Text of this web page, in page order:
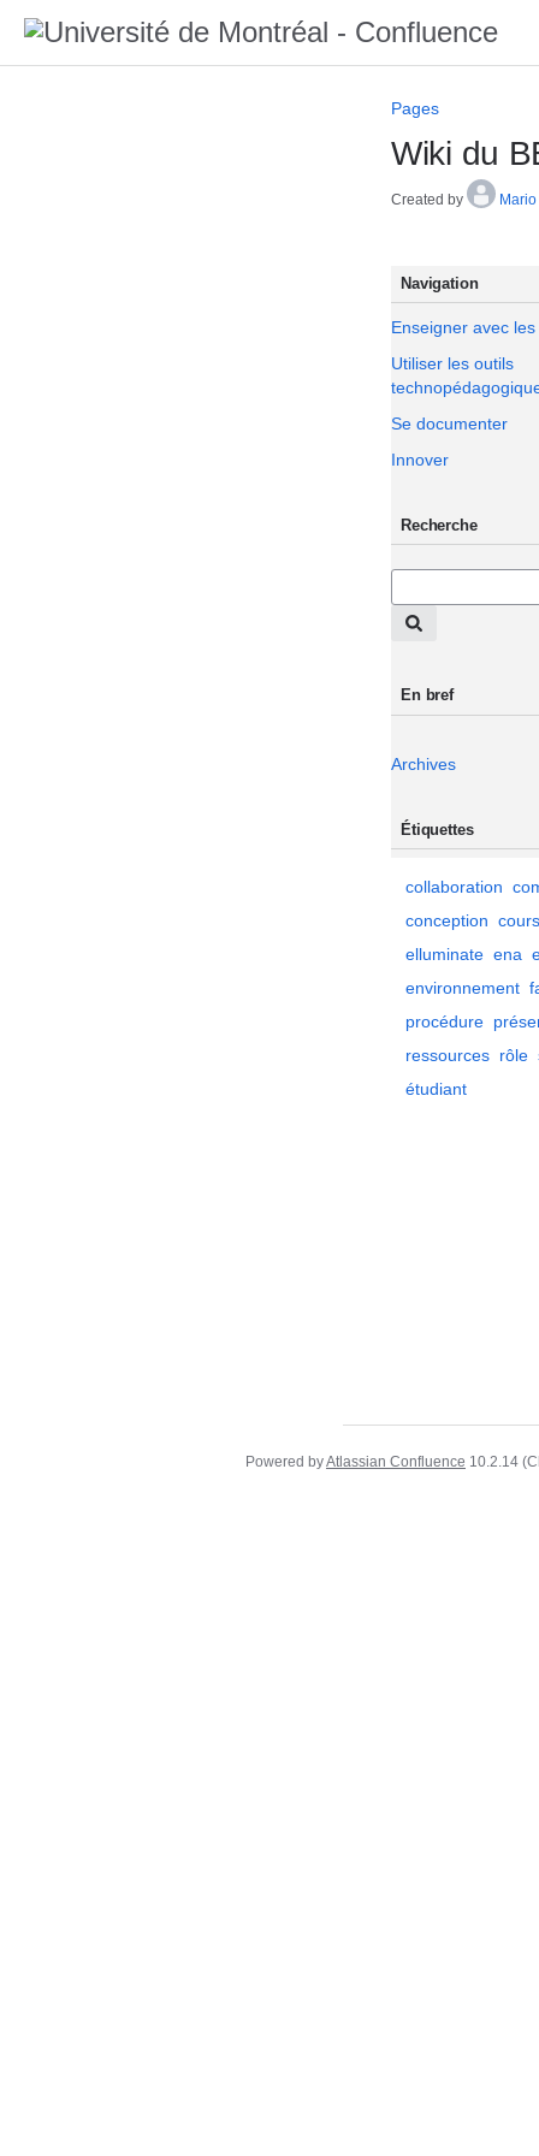
Pages
Wiki du
Created by
Navigation
Enseigner avec
Utiliser les outils
Se documenter
Innover
Recherche
En bref
Archives
Étiquettes
collaboration
conception cours
elluminate ena
environnement
procédure
ressources rôle
étudiant
Powered byAtlassian Confluence 10.2.14